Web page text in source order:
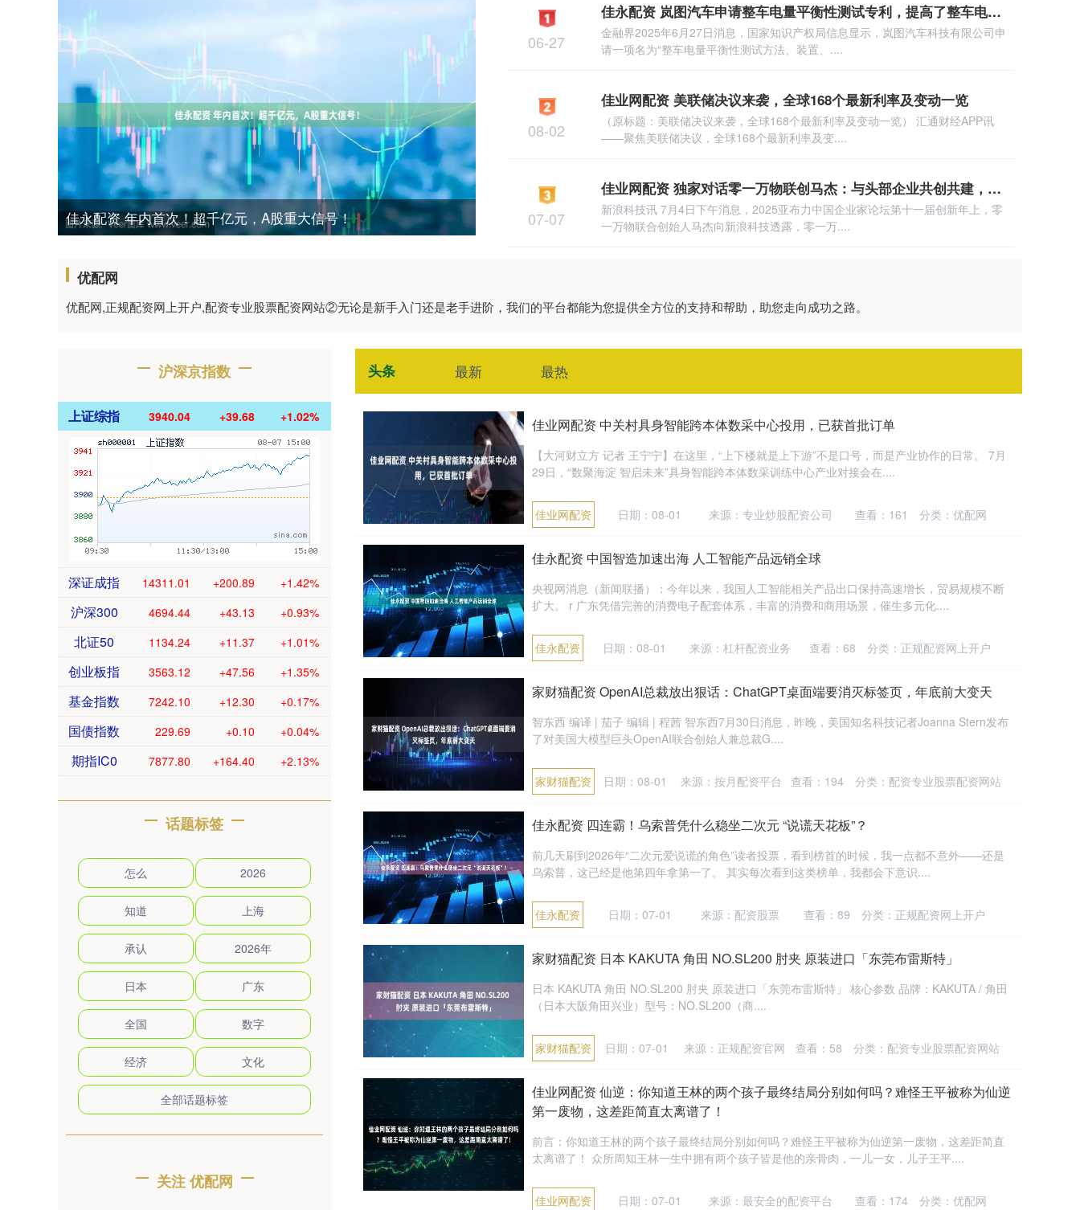
佳永配资 年内首次！超千亿元，A股重大信号！
佳永配资 岚图汽车申请整车电量平衡性测试专利，提高了整车电量平衡性的测试效率和准确性
金融界2025年6月27日消息，国家知识产权局信息显示，岚图汽车科技有限公司申
请一项名为“整车电量平衡性测试方法、装置、....
06-27
佳业网配资 美联储决议来袭，全球168个最新利率及变动一览
（原标题：美联储决议来袭，全球168个最新利率及变动一览） 汇通财经APP讯
——聚焦美联储决议，全球168个最新利率及变....
08-02
佳业网配资 独家对话零一万物联创马杰：与头部企业共创共建，让AI真正有效果
新浪科技讯 7月4日下午消息，2025亚布力中国企业家论坛第十一届创新年上，零
一万物联合创始人马杰向新浪科技透露，零一万....
07-07
优配网
优配网,正规配资网上开户,配资专业股票配资网站②无论是新手入门还是老手进阶，我们的平台都能为您提供全方位的支持和帮助，助您走向成功之路。
头条 最新 最热
佳业网配资 中关村具身智能跨本体数采中心投用，已获首批订单
【大河财立方 记者 王宁宁】在这里，“上下楼就是上下游”不是口号，而是产业协作的日常。 7月
29日，“数聚海淀 智启未来”具身智能跨本体数采训练中心产业对接会在....
佳业网配资 日期：08-01 来源：专业炒股配资公司 查看： 161 分类：优配网
佳永配资 中国智造加速出海 人工智能产品远销全球
央视网消息（新闻联播）：今年以来，我国人工智能相关产品出口保持高速增长，贸易规模不断
扩大。 r 广东凭借完善的消费电子配套体系，丰富的消费和商用场景，催生多元化....
佳永配资 日期：08-01 来源：杠杆配资业务 查看：68 分类： 正规配资网上开户
家财猫配资 OpenAI总裁放出狠话：ChatGPT桌面端要消灭标签页，年底前大变天
智东西 编译 | 茄子 编辑 | 程茜 智东西7月30日消息，昨晚，美国知名科技记者Joanna Stern发布
了对美国大模型巨头OpenAI联合创始人兼总裁G....
家财猫配资 日期：08-01 来源：按月配资平台 查看： 194 分类： 配资专业股票配资网站
佳永配资 四连霸！乌索普凭什么稳坐二次元 “说谎天花板”？
前几天刷到2026年“二次元爱说谎的角色”读者投票，看到榜首的时候，我一点都不意外——还是
乌索普，这已经是他第四年拿第一了。 其实每次看到这类榜单，我都会下意识....
佳永配资 日期：07-01 来源：配资股票 查看：89 分类： 正规配资网上开户
家财猫配资 日本 KAKUTA 角田 NO.SL200 肘夹 原装进口「东莞布雷斯特」
日本 KAKUTA 角田 NO.SL200 肘夹 原装进口「东莞布雷斯特」 核心参数 品牌：KAKUTA / 角田
（日本大阪角田兴业）型号：NO.SL200（商....
家财猫配资 日期：07-01 来源：正规配资官网 查看： 58 分类： 配资专业股票配资网站
佳业网配资 仙逆：你知道王林的两个孩子最终结局分别如何吗？难怪王平被称为仙逆
第一废物，这差距简直太离谱了！
前言：你知道王林的两个孩子最终结局分别如何吗？难怪王平被称为仙逆第一废物，这差距简直
太离谱了！ 众所周知王林一生中拥有两个孩子皆是他的亲骨肉，一儿一女，儿子王平....
佳业网配资 日期：07-01 来源：最安全的配资平台 查看： 174 分类：优配网
沪深京指数
上证综指 3940.04 +39.68 +1.02%
深证成指 14311.01 +200.89 +1.42%
沪深300 4694.44 +43.13 +0.93%
北证50 1134.24 +11.37 +1.01%
创业板指 3563.12 +47.56 +1.35%
基金指数 7242.10 +12.30 +0.17%
国债指数 229.69 +0.10 +0.04%
期指IC0 7877.80 +164.40 +2.13%
话题标签
怎么 2026
知道 上海
承认 2026年
日本 广东
全国 数字
经济 文化
全部话题标签
关注 优配网